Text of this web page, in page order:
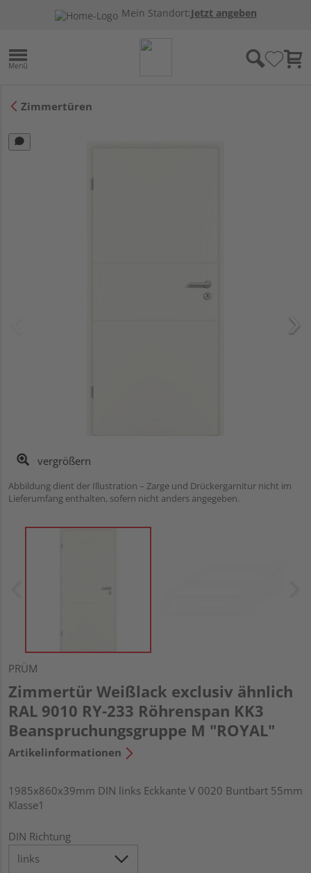
Mein Standort:Jetzt angeben
Zimmertüren
vergrößern
Abbildung dient der Illustration – Zarge und Drückergarnitur nicht im
Lieferumfang enthalten, sofern nicht anders angegeben.
PRÜM
Zimmertür Weißlack exclusiv ähnlich
RAL 9010 RY-233 Röhrenspan KK3
Beanspruchungsgruppe M "ROYAL"
Artikelinformationen
1985x860x39mm DIN links Eckkante V 0020 Buntbart 55mm
Klasse1
DIN Richtung